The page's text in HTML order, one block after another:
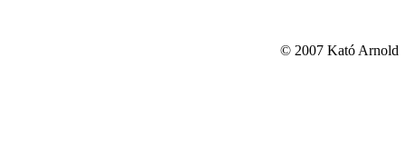
© 2007 Kató Arnold